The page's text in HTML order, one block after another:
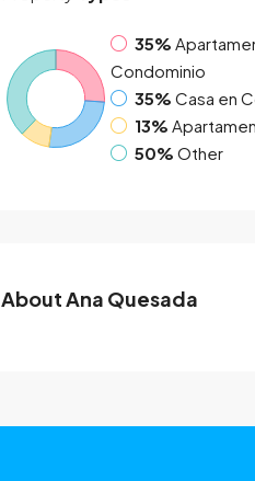
35%
Condominio
35% Casa en
13%
50% Other
About Ana Quesada